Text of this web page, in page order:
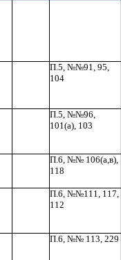
П.5, №№91, 95,
104
П.5, №№96,
101(а), 103
П.6, №№ 106(а,в),
118
П.6, №№111, 117,
112
П.6, №№ 113, 229